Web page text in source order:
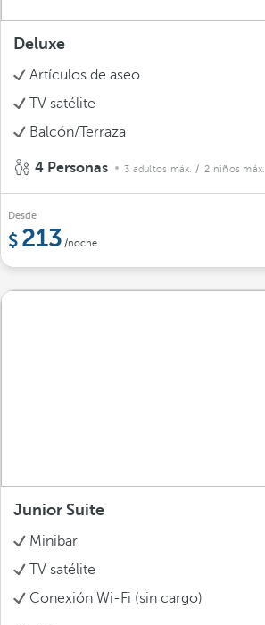
Deluxe
Artículos de aseo
TV satélite
Balcón/Terraza
4 Personas 3 adultos máx. / 2 niños máx.
Desde
213 /noche
Junior Suite
Minibar
TV satélite
Conexión Wi-Fi (sin cargo)